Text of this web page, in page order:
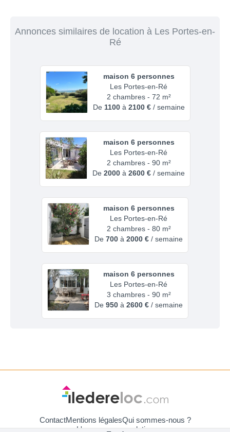
Annonces similaires de location à Les Portes-en-
Ré
maison 6 personnes
Les Portes-en-Ré
2 chambres - 72 m²
De 1100à 2100 €/ semaine
maison 6 personnes
Les Portes-en-Ré
2 chambres - 90 m²
De 2000 à 2600 € / semaine
maison 6 personnes
Les Portes-en-Ré
2 chambres - 80 m²
De 700 à 2000 € / semaine
maison 6 personnes
Les Portes-en-Ré
3 chambres - 90 m²
De 950 à 2600 € / semaine
ContactMentions légalesQui sommes-nous ?
L'assurance annulation